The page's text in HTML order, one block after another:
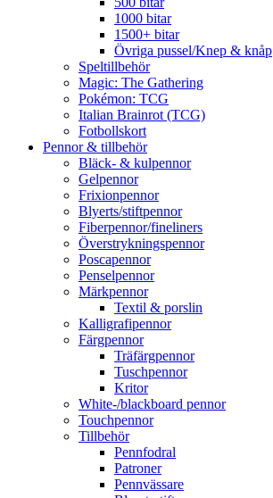
1000 bitar
1500+ bitar
Övriga pussel/Knep & knåp
Speltillbehör
Magic: The Gathering
Pokémon: TCG
Italian Brainrot (TCG)
Fotbollskort
Pennor & tillbehör
Bläck- & kulpennor
Gelpennor
Frixionpennor
Blyerts/stiftpennor
Fiberpennor/fineliners
Överstrykningspennor
Poscapennor
Penselpennor
Märkpennor
Textil & porslin
Kalligrafipennor
Färgpennor
Träfärgpennor
Tuschpennor
Kritor
White-/blackboard pennor
Touchpennor
Tillbehör
Pennfodral
Patroner
Pennvässare